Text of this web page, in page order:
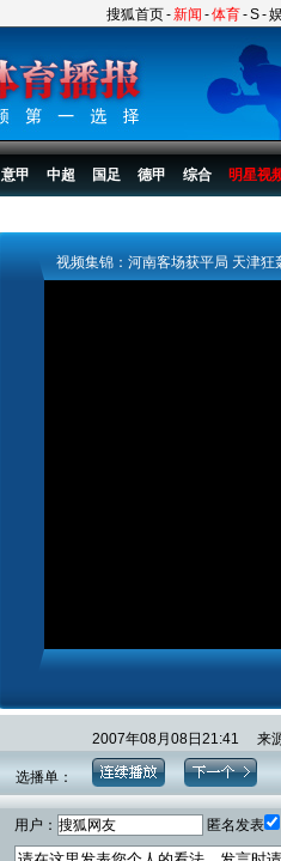
搜狐首页-新闻 -体育-S-
意甲 中超 国足 德甲 综合 明星视
视频集锦：河南客场获平局 天津狂
2007年08月08日21:41 来
选播单：
用户： 匿名发表